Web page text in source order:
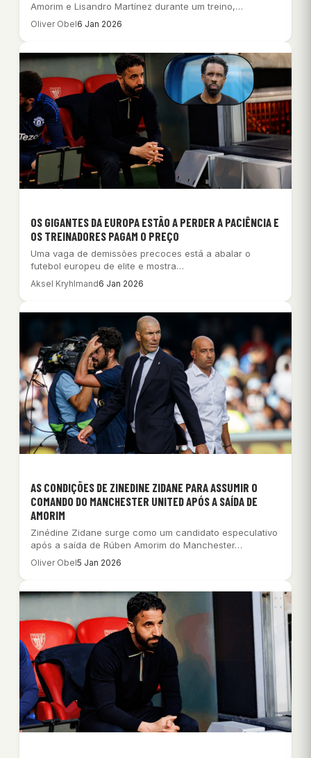
Amorim e Lisandro Martínez durante um treino,…
Oliver Obel6 Jan 2026
OS GIGANTES DA EUROPA ESTÃO A PERDER A PACIÊNCIA E
OS TREINADORES PAGAM O PREÇO
Uma vaga de demissões precoces está a abalar o
futebol europeu de elite e mostra…
Aksel Kryhlmand6 Jan 2026
AS CONDIÇÕES DE ZINEDINE ZIDANE PARA ASSUMIR O
COMANDO DO MANCHESTER UNITED APÓS A SAÍDA DE
AMORIM
Zinédine Zidane surge como um candidato especulativo
após a saída de Rúben Amorim do Manchester…
Oliver Obel5 Jan 2026